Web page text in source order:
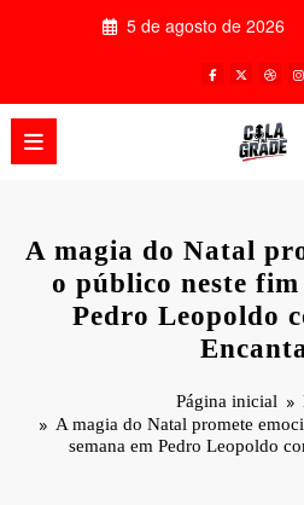
5 de agosto de 2026
A magia do Natal
o público neste fim
Pedro Leopoldo
Página inicial
A magia do Natal promete
semana em Pedro Leopoldo